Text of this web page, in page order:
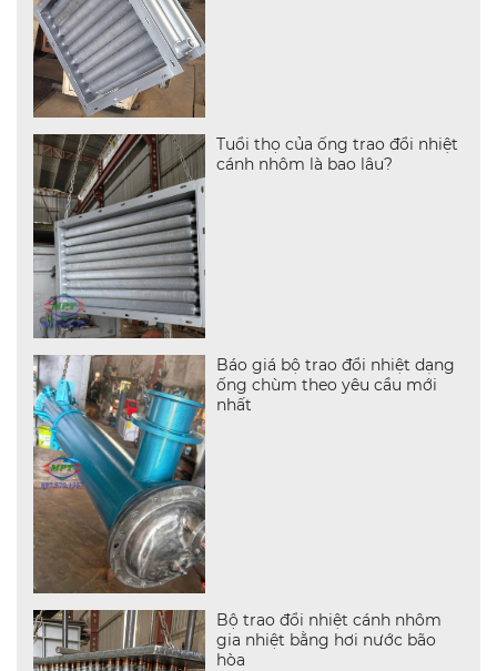
Tuổi thọ của ống trao đổi nhiệt
cánh nhôm là bao lâu?
Báo giá bộ trao đổi nhiệt dạng
ống chùm theo yêu cầu mới
nhất
Bộ trao đổi nhiệt cánh nhôm
gia nhiệt bằng hơi nước bão
hòa